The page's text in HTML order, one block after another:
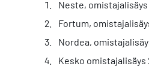
Neste,
Fortum,
Nordea,
Kesko omistajalisäys